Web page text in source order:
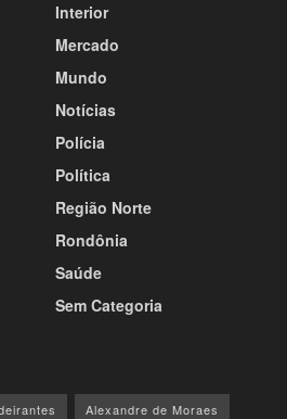
Interior
Mercado
Mundo
Notícias
Polícia
Política
Região Norte
Rondônia
Saúde
Sem Categoria
Alexandre de Moraes